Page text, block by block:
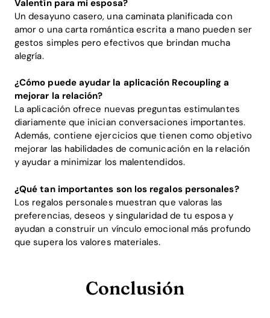
Valentín para mi esposa?
Un desayuno casero, una caminata planificada con
amor o una carta romántica escrita a mano pueden ser
gestos simples pero efectivos que brindan mucha
alegría.
¿Cómo puede ayudar la aplicación Recoupling a
mejorar la relación?
La aplicación ofrece nuevas preguntas estimulantes
diariamente que inician conversaciones importantes.
Además, contiene ejercicios que tienen como objetivo
mejorar las habilidades de comunicación en la relación
y ayudar a minimizar los malentendidos.
¿Qué tan importantes son los regalos personales?
Los regalos personales muestran que valoras las
preferencias, deseos y singularidad de tu esposa y
ayudan a construir un vínculo emocional más profundo
que supera los valores materiales.
Conclusión